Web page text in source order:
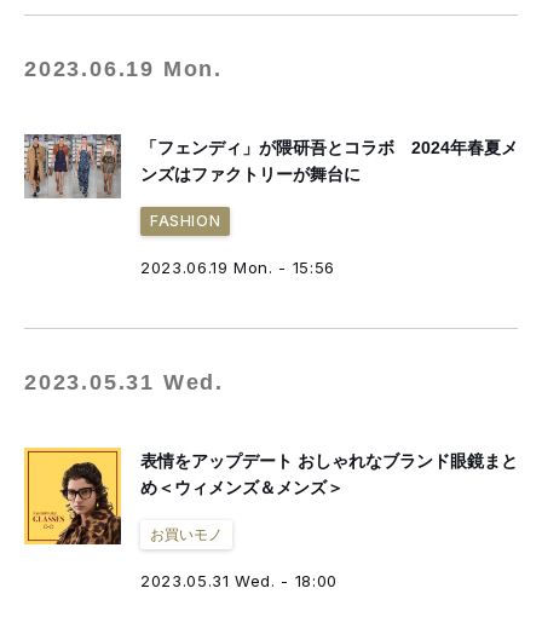
2023.06.19 Mon.
「フェンディ」が隈研吾とコラボ 2024年春夏メ
ンズはファクトリーが舞台に
FASHION
2023.06.19 Mon. - 15:56
2023.05.31 Wed.
表情をアップデート おしゃれなブランド眼鏡まと
め＜ウィメンズ＆メンズ＞
お買いモノ
2023.05.31 Wed. - 18:00